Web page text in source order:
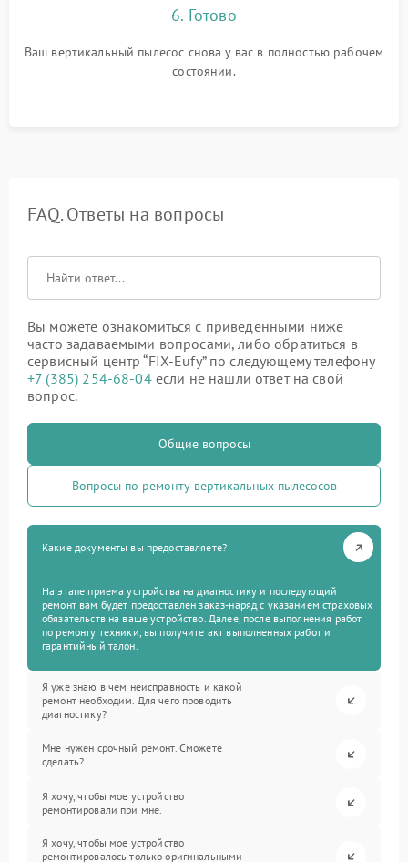
6. Готово
Ваш вертикальный пылесос снова у вас в полностью рабочем
состоянии.
FAQ. Ответы на вопросы
Вы можете ознакомиться с приведенными ниже
часто задаваемыми вопросами, либо обратиться в
сервисный центр “FIX-Eufy” по следующему телефону
+7 (385) 254-68-04если не нашли ответ на свой
вопрос.
Общие вопросы
Вопросы по ремонту вертикальных пылесосов
Какие документы вы предоставляете?
На этапе приема устройства на диагностику и последующий
ремонт вам будет предоставлен заказ-наряд с указанием страховых
обязательств на ваше устройство. Далее, после выполнения работ
по ремонту техники, вы получите акт выполненных работ и
гарантийный талон.
Я уже знаю в чем неисправность и какой
ремонт необходим. Для чего проводить
диагностику?
Мне нужен срочный ремонт. Сможете
сделать?
Я хочу, чтобы мое устройство
ремонтировали при мне.
Я хочу, чтобы мое устройство
ремонтировалось только оригинальными